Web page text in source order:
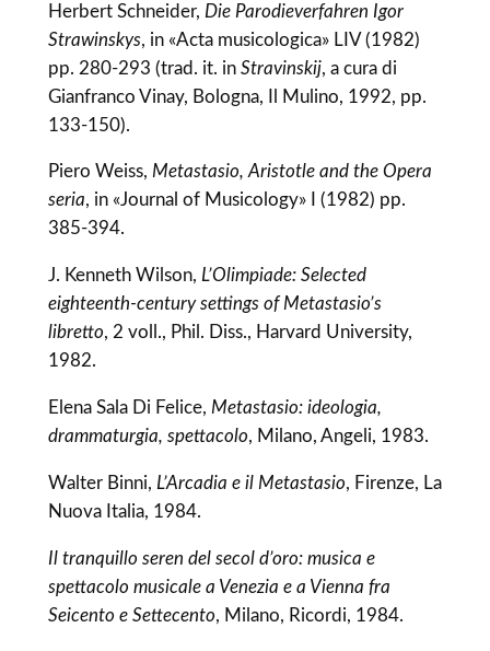
Herbert Schneider, Die Parodieverfahren Igor
Strawinskys, in «Acta musicologica» LIV (1982)
pp. 280-293 (trad. it. in Stravinskij, a cura di
Gianfranco Vinay, Bologna, Il Mulino, 1992, pp.
133-150).
Piero Weiss, Metastasio, Aristotle and the Opera
seria, in «Journal of Musicology» I (1982) pp.
385-394.
J. Kenneth Wilson, L’Olimpiade: Selected
eighteenth-century settings of Metastasio’s
libretto, 2 voll., Phil. Diss., Harvard University,
1982.
Elena Sala Di Felice, Metastasio: ideologia,
drammaturgia, spettacolo, Milano, Angeli, 1983.
Walter Binni, L’Arcadia e il Metastasio, Firenze, La
Nuova Italia, 1984.
Il tranquillo seren del secol d’oro: musica e
spettacolo musicale a Venezia e a Vienna fra
Seicento e Settecento, Milano, Ricordi, 1984.